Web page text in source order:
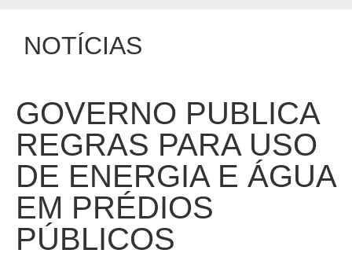
NOTÍCIAS
GOVERNO PUBLICA
REGRAS PARA USO
DE ENERGIA E ÁGUA
EM PRÉDIOS
PÚBLICOS